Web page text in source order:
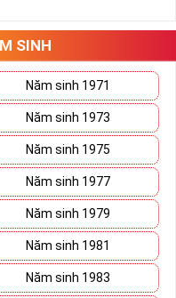
SINH
Năm sinh 1971
Năm sinh 1973
Năm sinh 1975
Năm sinh 1977
Năm sinh 1979
Năm sinh 1981
Năm sinh 1983